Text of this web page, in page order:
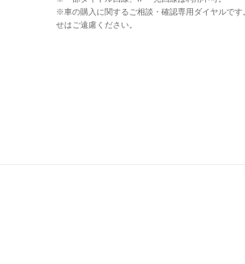
※車の購入に関するご相談・確認専用ダイヤルです
せはご遠慮ください。